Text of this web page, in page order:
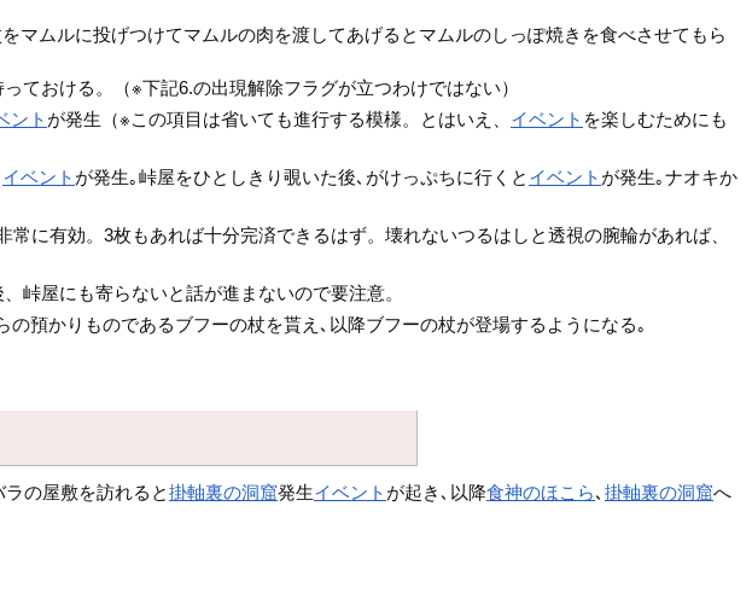
マムルに投げつけてマムルの肉を渡してあげるとマムルのしっぽ焼きを食べさせてもら
っておける。（※下記6.の出現解除フラグが立つわけではない）
ント が発生（※この項目は省いても進行する模様。とはいえ、 イベント を楽しむためにも
イベント が発生｡峠屋をひとしきり覗いた後､がけっぷちに行くと イベント が発生｡ナオキか
に有効。3枚もあれば十分完済できるはず。壊れないつるはしと透視の腕輪があれば、
、峠屋にも寄らないと話が進まないので要注意。
預かりものであるブフーの杖を貰え､以降ブフーの杖が登場するようになる｡
ラの屋敷を訪れると掛軸裏の洞窟発生イベント が起き､以降食神のほこら､掛軸裏の洞窟へ